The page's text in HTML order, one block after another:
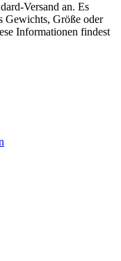
Versand an. Es
Gewichts, Größe oder
Informationen findest